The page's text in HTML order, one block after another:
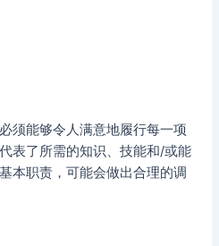
须能够令人满意地履行每一项
表了所需的知识、技能和/或能
本职责，可能会做出合理的调